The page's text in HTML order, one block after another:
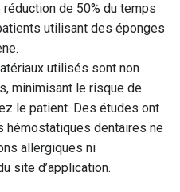
de 50% du temps
utilisant des éponges
utilisés sont non
minimisant le risque de
le patient. Des études ont
hémostatiques dentaires ne
allergiques ni
site d’application.